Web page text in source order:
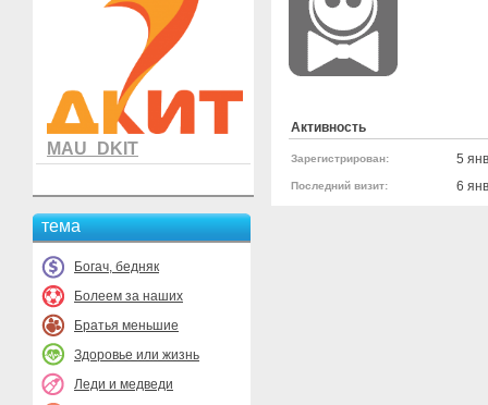
MAU_DKIT
тема
Богач, бедняк
Болеем за наших
Братья меньшие
Здоровье или жизнь
Леди и медведи
Активность
Зарегистрирован: 5
Последний визит: 6